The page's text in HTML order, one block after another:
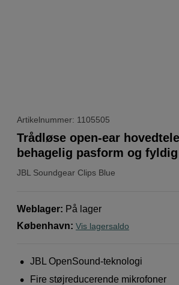
Artikelnummer: 1105505
JBL Soundgear Clips Blue
Trådløse open-ear
behagelig pasform og fyldig
Weblager: På lager
København: Vis lagersaldo
JBL OpenSound-teknologi
Fire støjreducerende mikrofoner